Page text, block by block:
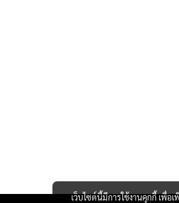
เว็บไซต์นี้มีการใช้งานคุกกี้ เพื่อ